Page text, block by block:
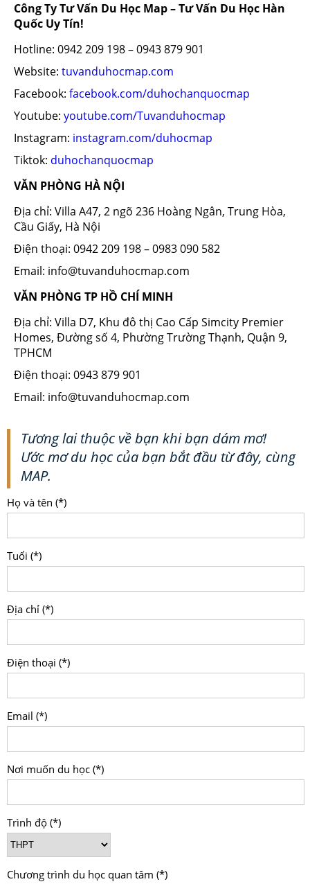
Công Ty Tư Vấn Du Học Map – Tư Vấn Du Học Hàn
Quốc Uy Tín!
Hotline: 0942 209 198 – 0943 879 901
Website: tuvanduhocmap.com
Facebook: facebook.com/duhochanquocmap
Youtube: youtube.com/Tuvanduhocmap
Instagram: instagram.com/duhocmap
Tiktok: duhochanquocmap
VĂN PHÒNG HÀ NỘI
Địa chỉ: Villa A47, 2 ngõ 236 Hoàng Ngân, Trung Hòa,
Cầu Giấy, Hà Nội
Điện thoại: 0942 209 198 – 0983 090 582
Email: info@tuvanduhocmap.com
VĂN PHÒNG TP HỒ CHÍ MINH
Địa chỉ: Villa D7, Khu đô thị Cao Cấp Simcity Premier
Homes, Đường số 4, Phường Trường Thạnh, Quận 9,
TPHCM
Điện thoại: 0943 879 901
Email: info@tuvanduhocmap.com
Tương lai thuộc về bạn khi bạn dám mơ!
Ước mơ du học của bạn bắt đầu từ đây, cùng
MAP.
Họ và tên (*)
Tuổi (*)
Địa chỉ (*)
Điện thoại (*)
Email (*)
Nơi muốn du học (*)
Trình độ (*)
Chương trình du học quan tâm (*)